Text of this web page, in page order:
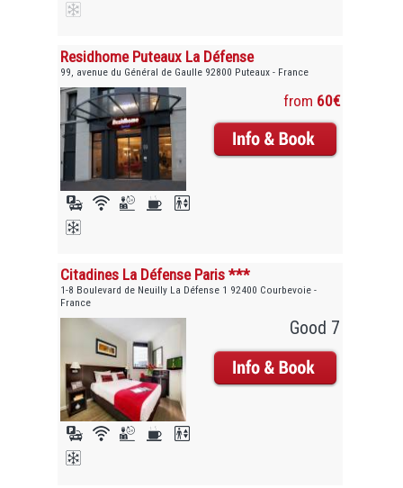
Residhome Puteaux La Défense
99, avenue du Général de Gaulle 92800 Puteaux - France
from 60€
Citadines La Défense Paris ***
1-8 Boulevard de Neuilly La Défense 1 92400 Courbevoie -
France
Good 7